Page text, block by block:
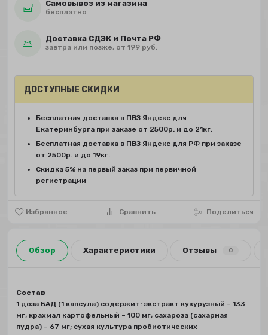
Самовывоз из магазина
бесплатно
Доставка СДЭК и Почта РФ
завтра или позже, от 199 руб.
Избранное Сравнить Поделиться
ДОСТУПНЫЕ СКИДКИ
Бесплатная доставка в ПВЗ Яндекс для
Екатеринбурга при заказе от 2500р. и до 21кг.
Бесплатная доставка в ПВЗ Яндекс для РФ при заказе
от 2500р. и до 19кг.
Скидка 5% на первый заказ при первичной
регистрации
Обзор Характеристики Отзывы 0
Состав
1 доза БАД (1 капсула) содержит: экстракт кукурузный – 133
мг; крахмал картофельный – 100 мг; сахароза (сахарная
пудра) – 67 мг; сухая культура пробиотических